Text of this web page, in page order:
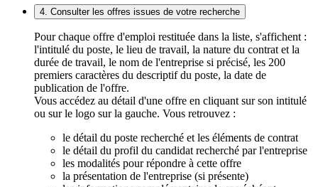
4. Consulter les offres issues de votre recherche
Pour chaque offre d'emploi restituée dans la liste, s'affichent :
l'intitulé du poste, le lieu de travail, la nature du contrat et la
durée de travail, le nom de l'entreprise si précisé, les 200
premiers caractères du descriptif du poste, la date de
publication de l'offre.
Vous accédez au détail d'une offre en cliquant sur son intitulé
ou sur le logo sur la gauche. Vous retrouvez :
le détail du poste recherché et les éléments de contrat
le détail du profil du candidat recherché par l'entreprise
les modalités pour répondre à cette offre
la présentation de l'entreprise (si présente)